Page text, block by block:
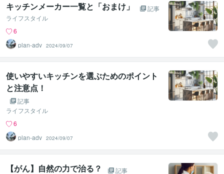
キッチンメーカー一覧と「おまけ」
記事
ライフスタイル
6
plan‐adv 2024/09/07
使いやすいキッチンを選ぶためのポイント
と注意点！
記事
ライフスタイル
6
plan‐adv 2024/09/07
【がん】自然の力で治る？
記事